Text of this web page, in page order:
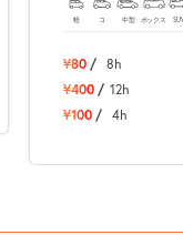
軽 コ 中型 ボックス
¥80 / 8h
¥400 / 12h
¥100 / 4h